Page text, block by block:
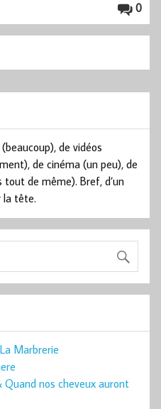
0
de vidéos
de cinéma (un peu), de
de même). Bref, d’un
la tête.
Marbrerie
nos cheveux auront